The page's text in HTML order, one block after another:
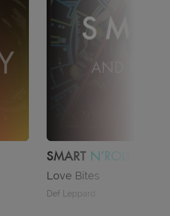
SMART THE FUSION
The Lovecats
The Cure